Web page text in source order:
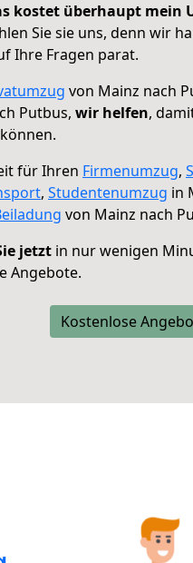
kostet überhaupt mein
Sie sie uns, denn wir
Ihre Fragen parat.
von Mainz nach
Putbus, wir helfen,
für Ihren Firmenumzug,
, Studentenumzug in
von Mainz nach
jetzt in nur wenigen
Angebote.
Kostenlose